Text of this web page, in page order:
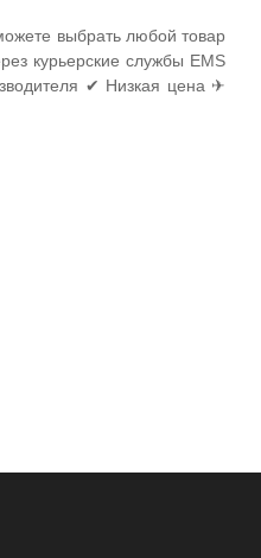
выбрать любой товар
курьерские службы EMS
✔ Низкая цена ✈